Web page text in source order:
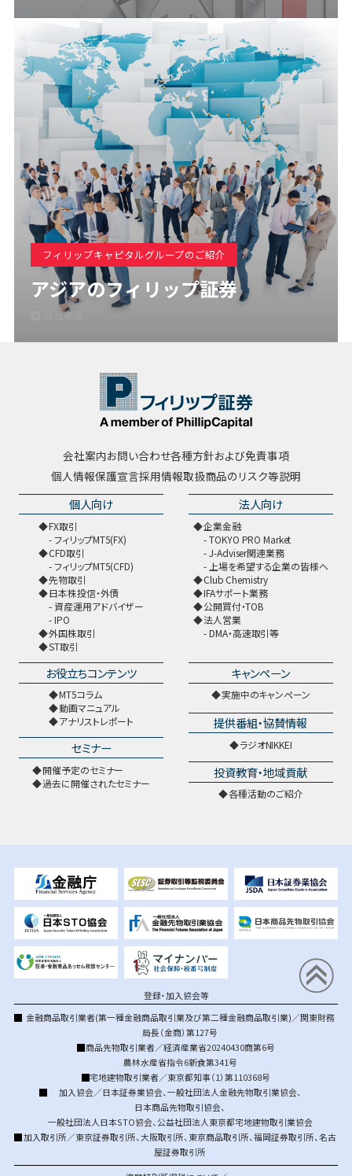
フィリップキャピタルグループのご紹介
アジアのフィリップ証券
会社概要
会社案内お問い合わせ各種方針および免責事項
個人情報保護宣言採用情報取扱商品のリスク等説明
個人向け
FX取引
フィリップMT5(FX)
CFD取引
フィリップMT5(CFD)
先物取引
日本株投信・外債
資産運用アドバイザー
IPO
外国株取引
ST取引
法人向け
企業金融
TOKYO PRO Market
J-Adviser関連業務
上場を希望する企業の皆様へ
Club Chemistry
IFAサポート業務
公開買付・TOB
法人営業
DMA・高速取引等
お役立ちコンテンツ
MT5コラム
動画マニュアル
アナリストレポート
セミナー
開催予定のセミナー
過去に開催されたセミナー
キャンペーン
実施中のキャンペーン
提供番組・協賛情報
ラジオNIKKEI
投資教育・地域貢献
各種活動のご紹介
登録・加入協会等
金融商品取引業者(第一種金融商品取引業及び第二種金融商品取引業)／関東財務
局長（金商）第127号
商品先物取引業者／経済産業省20240430商第6号
農林水産省指令6新食第341号
宅地建物取引業者／東京都知事（1）第110368号
加入協会／日本証券業協会、 一般社団法人金融先物取引業協会、
日本商品先物取引協会、
一般社団法人日本STO協会、 公益社団法人東京都宅地建物取引業協会
加入取引所／東京証券取引所、大阪取引所、 東京商品取引所、福岡証券取引所、名古
屋証券取引所